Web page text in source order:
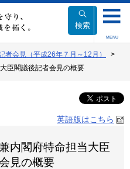
検索
MENU
者会見（平成26年７月～12月）
臣閣議後記者会見の概要
英語版はこちら
内閣府特命担当大臣
見の概要